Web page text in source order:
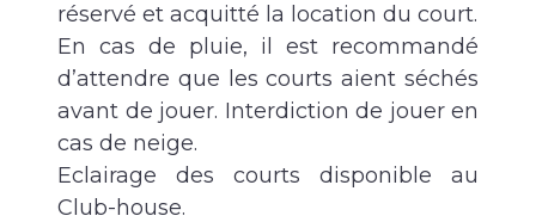
réservé et acquitté la location du court.
En cas de pluie, il est recommandé
d’attendre que les courts aient séchés
avant de jouer. Interdiction de jouer en
cas de neige.
Eclairage des courts disponible au
Club-house.